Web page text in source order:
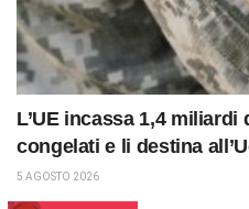
L’UE incassa 1,4
congelati e li destina
5 AGOSTO 2026